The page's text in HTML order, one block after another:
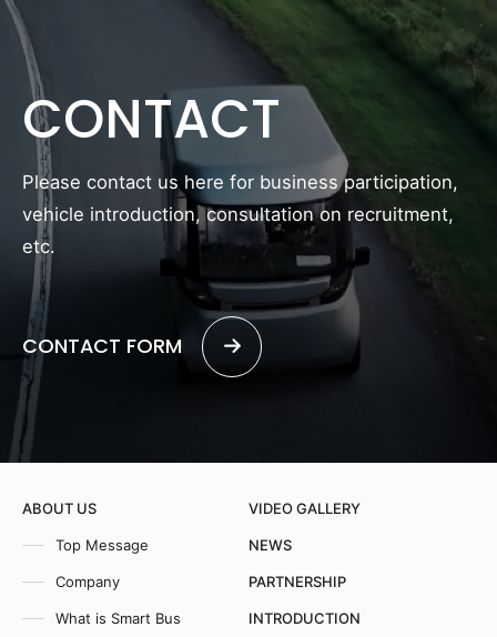
CONTACT
Please contact us here for business participation,
vehicle introduction, consultation on recruitment,
etc.
CONTACT FORM
ABOUT US
Top Message
Company
What is Smart Bus
VIDEO GALLERY
NEWS
PARTNERSHIP
INTRODUCTION